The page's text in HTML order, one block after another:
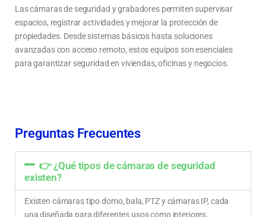
Las cámaras de seguridad y grabadores permiten supervisar
espacios, registrar actividades y mejorar la protección de
propiedades. Desde sistemas básicos hasta soluciones
avanzadas con acceso remoto, estos equipos son esenciales
para garantizar seguridad en viviendas, oficinas y negocios.
Preguntas Frecuentes
👉 ¿Qué tipos de cámaras de seguridad
existen?
Existen cámaras tipo domo, bala, PTZ y cámaras IP, cada
una diseñada para diferentes usos como interiores,